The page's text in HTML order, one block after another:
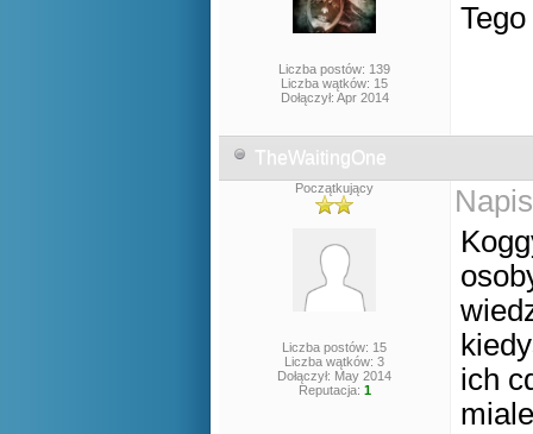
Liczba postów: 139
Liczba wątków: 15
Dołączył: Apr 2014
TheWaitingOne
Początkujący
Liczba postów: 15
Liczba wątków: 3
Dołączył: May 2014
Reputacja: 1
ich